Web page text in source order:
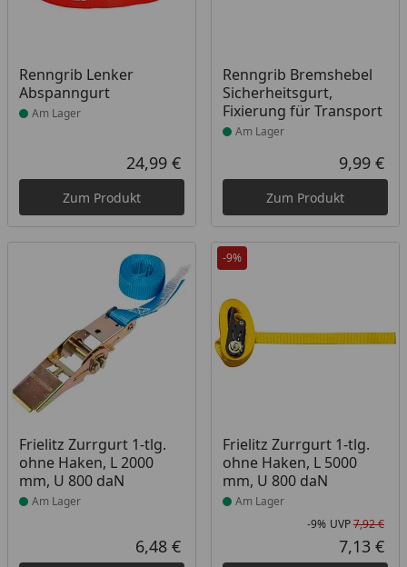
Renngrib Lenker
Abspanngurt
Produkt am Lager
Am Lager
Aktueller Preis
24,99 €
Zum Produkt
Renngrib Bremshebel
Sicherheitsgurt,
Fixierung für Transport
Produkt am Lager
Am Lager
9,99 €
Zum Produkt
Frielitz Zurrgurt 1-tlg.
ohne Haken, L 2000
mm, U 800 daN
Produkt am Lager
Am Lager
Aktueller Preis
6,48 €
-9%
Frielitz Zurrgurt 1-tlg.
ohne Haken, L 5000
mm, U 800 daN
Produkt am Lager
Am Lager
-9% UVP7,92 €
7,13 €